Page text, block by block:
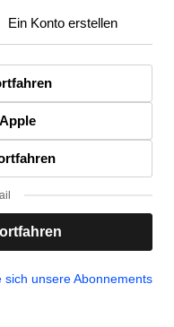
Ein Konto erstellen
sich unsere Abonnements